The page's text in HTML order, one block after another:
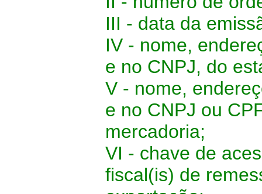
III - data da
IV - nome,
e no CNPJ, do
V - nome,
e no CNPJ ou
mercadoria;
VI - chave de
fiscal(is) de